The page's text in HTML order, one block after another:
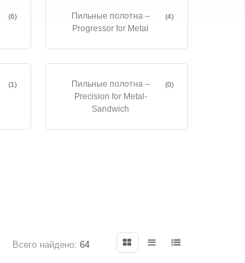
(6)
Пильные полотна –
Progressor for Metal
(4)
(1)
Пильные полотна –
Precision for Metal-
Sandwich
(0)
Всего найдено: 64